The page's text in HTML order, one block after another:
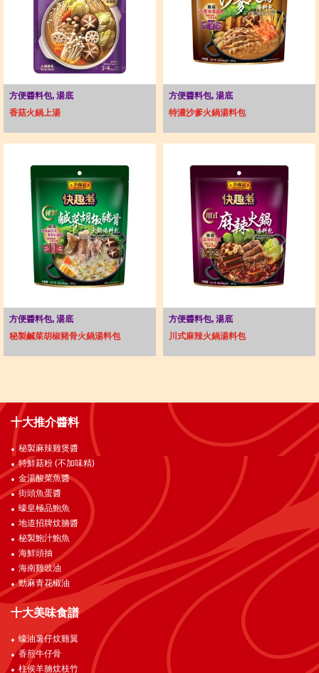
方便醬料包, 湯底
香菇火鍋上湯
方便醬料包, 湯底
特濃沙爹火鍋湯料包
方便醬料包, 湯底
秘製鹹菜胡椒豬骨火鍋湯料包
方便醬料包, 湯底
川式麻辣火鍋湯料包
十大推介醬料
秘製麻辣雞煲醬
特鮮菇粉 (不加味精)
金湯酸菜魚醬
街頭魚蛋醬
蠔皇極品鮑魚
地道招牌炆腩醬
秘製鮑汁鮑魚
海鮮頭抽
海南雞豉油
勁麻青花椒油
十大美味食譜
蠔油薯仔炆雞翼
香煎牛仔骨
柱侯羊腩炆枝竹